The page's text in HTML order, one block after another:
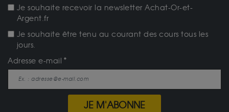
Je souhaite recevoir la newsletter Achat-Or-et-
Argent.fr
Je souhaite être tenu au courant des cours tous les
jours.
Adresse e-mail
JE M'ABONNE